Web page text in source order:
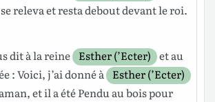
relevaet restadeboutdevantleroi.
dità lareine Esther (’Ecter) et au
: Voici, j’aidonnéà Esther (’Ecter)
, et il a étéPenduauboispour